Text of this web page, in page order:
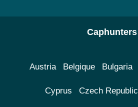
Caphunters
Austria Belgique Bulgaria
Cyprus Czech Republic